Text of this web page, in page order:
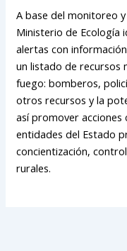
A base del monitoreo
Ministerio de Ecología
alertas con
un listado de recursos
fuego: bomberos,
otros recursos y la
así promover acciones
entidades del Estado
concientización,
rurales.